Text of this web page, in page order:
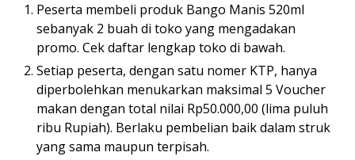
Peserta membeli produk Bango Manis 520ml
sebanyak 2 buah di toko yang mengadakan
promo. Cek daftar lengkap toko di bawah.
Setiap peserta, dengan satu nomer KTP, hanya
diperbolehkan menukarkan maksimal 5 Voucher
makan dengan total nilai Rp50.000,00 (lima puluh
ribu Rupiah). Berlaku pembelian baik dalam struk
yang sama maupun terpisah.